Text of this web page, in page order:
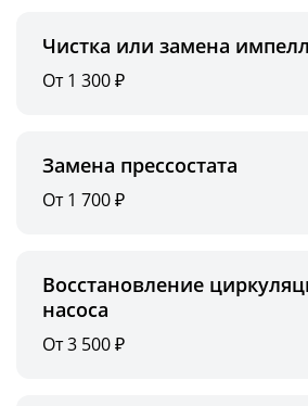
Чистка или замена
От 1 300 ₽
Замена прессостата
От 1 700 ₽
Восстановление
насоса
От 3 500 ₽